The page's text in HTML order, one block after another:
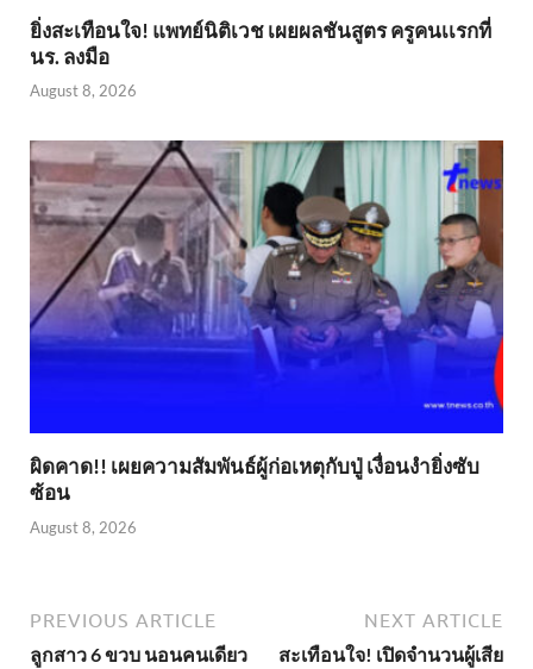
ยิ่งสะเทือนใจ! แพทย์นิติเวช เผยผลชันสูตร ครูคนเเรกที่
นร. ลงมือ
August 8, 2026
ผิดคาด!! เผยความสัมพันธ์ผู้ก่อเหตุกับปู่ เงื่อนงำยิ่งซับ
ซ้อน
August 8, 2026
PREVIOUS ARTICLE
ลูกสาว 6 ขวบ นอนคนเดียว
NEXT ARTICLE
สะเทือนใจ! เปิดจำนวนผู้เสีย